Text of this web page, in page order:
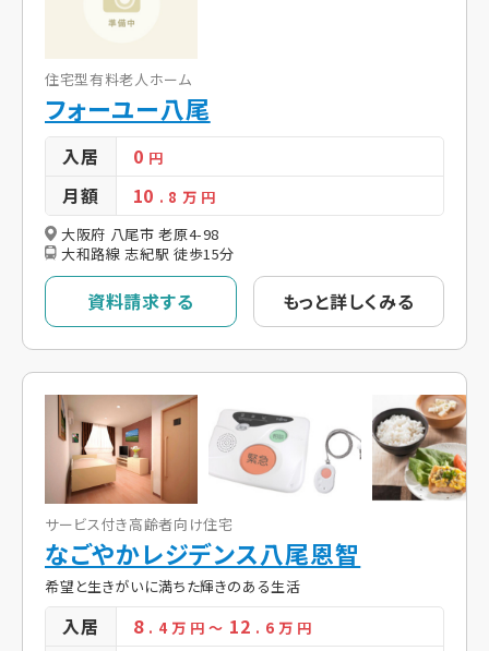
住宅型有料老人ホーム
フォーユー八尾
入居 0 円
月額 10 . 8 万 円
大阪府 八尾市 老原4-98
大和路線 志紀駅 徒歩15分
資料請求する もっと詳しくみる
サービス付き高齢者向け住宅
なごやかレジデンス八尾恩智
希望と生きがいに満ちた輝きのある生活
入居 8 . 4万 円～ 12 . 6 万 円